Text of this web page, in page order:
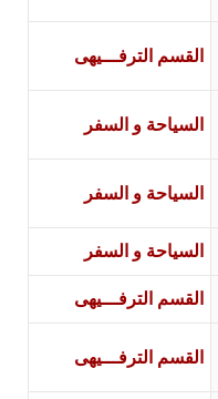
القسم الترفـــيهى
السياحة و السفر
السياحة و السفر
السياحة و السفر
القسم الترفـــيهى
القسم الترفـــيهى